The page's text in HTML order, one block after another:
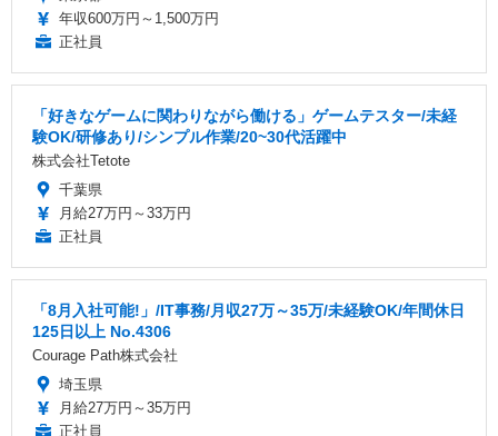
年収600万円～1,500万円
正社員
「好きなゲームに関わりながら働ける」ゲームテスター/未経
験OK/研修あり/シンプル作業/20~30代活躍中
株式会社Tetote
千葉県
月給27万円～33万円
正社員
「8月入社可能!」/IT事務/月収27万～35万/未経験OK/年間休日
125日以上 No.4306
Courage Path株式会社
埼玉県
月給27万円～35万円
正社員